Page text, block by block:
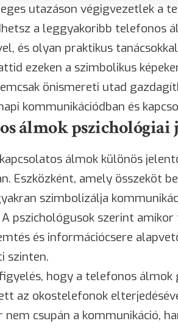
utazáson végigvezetlek a
a leggyakoribb telefonos
és olyan praktikus
ezeken a szimbolikus
önismereti utad
kommunikációdban és
álmok pszichológiai
álmok különös
Eszközként, amely összeköt
szimbolizálja
A pszichológusok szerint
és információcsere
szinten.
hogy a telefonos álmok
az okostelefonok
nem csupán a kommunikáció,